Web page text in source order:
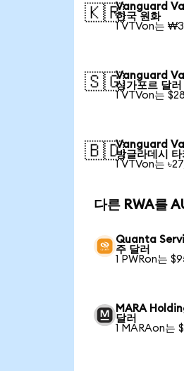
🇰🇷Vanguard
한국 원화
1 VTVon는
🇸🇬Vanguard
싱가포르 달러
1 VTVon는
🇧🇩Vanguard
방글라데시 타
1 VTVon는
다른 RWA를
Quanta
주 달러
1 PWRon는
MARA
달러
1 MARAon는